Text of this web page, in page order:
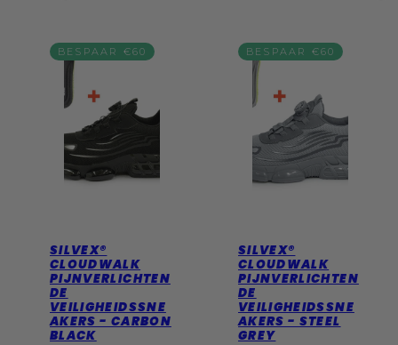
BESPAAR €60
SILVEX®
CLOUDWALK
PIJNVERLICHTEN
DE
VEILIGHEIDSSNE
AKERS - CARBON
BLACK
BESPAAR €60
SILVEX®
CLOUDWALK
PIJNVERLICHTEN
DE
VEILIGHEIDSSNE
AKERS - STEEL
GREY